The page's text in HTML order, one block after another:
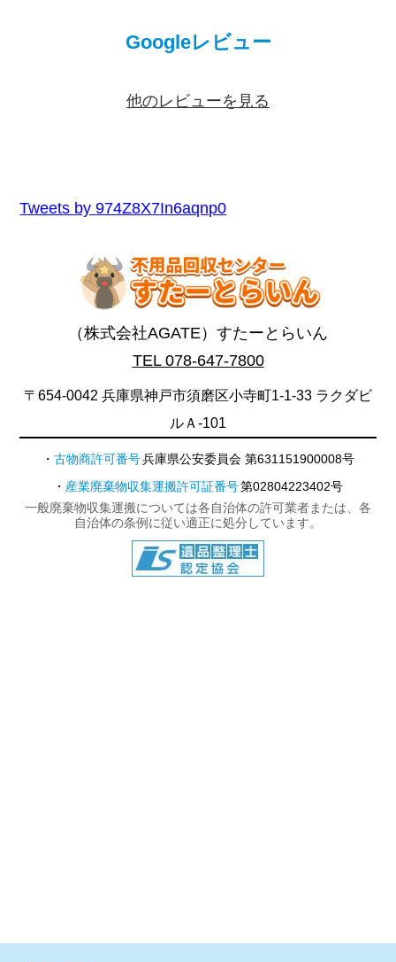
Googleレビュー
他のレビューを見る
Tweets by 974Z8X7In6aqnp0
（株式会社AGATE）すたーとらいん
TEL 078-647-7800
〒654-0042 兵庫県神戸市須磨区小寺町1-1-33 ラクダビ
ルＡ-101
古物商許可番号兵庫県公安委員会 第631151900008号
産業廃棄物収集運搬許可証番号第02804223402号
一般廃棄物収集運搬については各自治体の許可業者または、各
自治体の条例に従い適正に処分しています。